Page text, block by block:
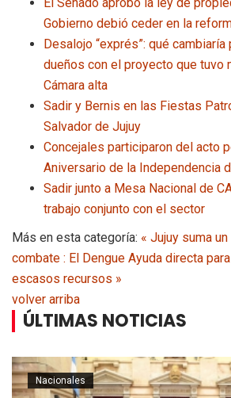
Gobierno debió ceder en la
Desalojo “exprés”: qué
dueños con el proyecto que tuvo
Cámara alta
Sadir y Bernis en las Fiestas
Salvador de Jujuy
Concejales participaron del acto
Aniversario de la Independencia
Sadir junto a Mesa Nacional de
trabajo conjunto con el sector
Más en esta categoría: « Jujuy suma
combate : El Dengue Ayuda directa
escasos recursos »
volver arriba
ÚLTIMAS NOTICIAS
Nacionales